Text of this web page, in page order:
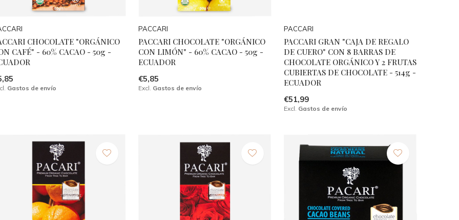
CHOCOLATE "ORGÁNICO
CAFÉ" - 60% CACAO - 50g -
Gastos de envío
PACCARI
PACCARI CHOCOLATE "ORGÁNICO
CON LIMÓN" - 60% CACAO - 50g -
ECUADOR
€5,85
Excl. Gastos de envío
PACCARI
PACCARI GRAN "CAJA DE REGALO
DE CUERO" CON 8 BARRAS DE
CHOCOLATE ORGÁNICO Y 2 FRUTAS
CUBIERTAS DE CHOCOLATE - 514g -
ECUADOR
€51,99
Excl. Gastos de envío